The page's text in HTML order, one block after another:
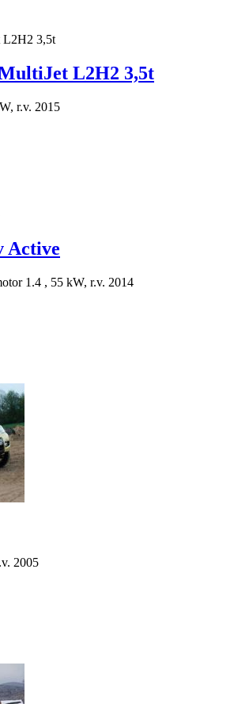
L2H2 3,5t
r.v. 2015
Active
1.4 , 55 kW, r.v. 2014
2005